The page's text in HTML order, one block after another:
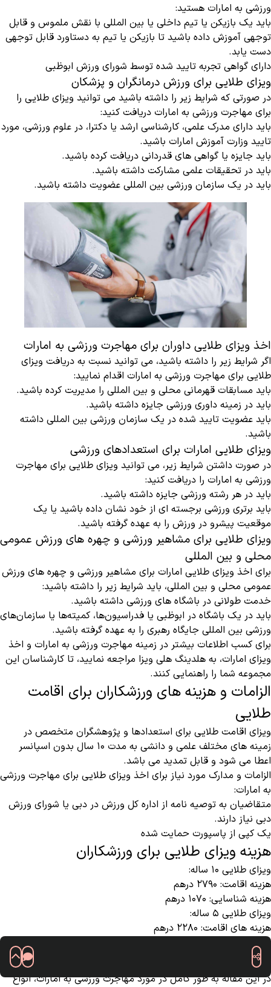
ورزشی به امارات هستید:
باید یک بازیکن یا تیم داخلی یا بین المللی با نقش ملموس و قابل
توجهی آموزش داده باشید تا بازیکن یا تیم به دستاورد قابل توجهی
دست یابد.
دارای گواهی تجربه تایید شده توسط شورای ورزش ابوظبی
ویزای طلایی برای ورزش درمانگران و پزشکان
در صورتی که شرایط زیر را داشته باشید می توانید ویزای طلایی را
برای مهاجرت ورزشی به امارات دریافت کنید:
باید دارای مدرک علمی، کارشناسی ارشد یا دکترا، در علوم ورزشی، مورد
تایید وزارت آموزش امارات باشید.
باید جایزه یا گواهی های قدردانی دریافت کرده باشید.
باید در تحقیقات علمی مشارکت داشته باشید.
باید در یک سازمان ورزشی بین المللی عضویت داشته باشید.
اخذ ویزای طلایی داوران برای مهاجرت ورزشی به امارات
اگر شرایط زیر را داشته باشید، می توانید نسبت به دریافت ویزای
طلایی برای مهاجرت ورزشی به امارات اقدام نمایید:
باید مسابقات قهرمانی محلی و بین المللی را مدیریت کرده باشید.
باید در زمینه داوری ورزشی جایزه داشته باشید.
باید عضویت تایید شده در یک سازمان ورزشی بین المللی داشته
باشید.
ویزای طلایی امارات برای استعدادهای ورزشی
در صورت داشتن شرایط زیر، می توانید ویزای طلایی برای مهاجرت
ورزشی به امارات را دریافت کنید:
باید در هر رشته ورزشی جایزه داشته باشید.
باید برتری ورزشی برجسته ای از خود نشان داده باشید یا یک
موقعیت پیشرو در ورزش را به عهده گرفته باشید.
ویزای طلایی برای مشاهیر ورزشی و چهره های ورزش عمومی
محلی و بین المللی
برای اخذ ویزای طلایی امارات برای مشاهیر ورزشی و چهره های ورزش
عمومی محلی و بین المللی، باید شرایط زیر را داشته باشید:
خدمت طولانی در باشگاه های ورزشی داشته باشید.
باید در یک باشگاه در ابوظبی یا فدراسیون‌ها، کمیته‌ها یا سازمان‌های
ورزشی بین ‌المللی جایگاه رهبری را به عهده گرفته باشید.
برای کسب اطلاعات بیشتر در زمینه مهاجرت ورزشی به امارات و اخذ
ویزای امارات، به هلدینگ هلی ویزا مراجعه نمایید، تا کارشناسان این
مجموعه شما را راهنمایی کنند.
الزامات و هزینه های ورزشکاران برای اقامت
طلایی
ویزای اقامت طلایی برای استعدادها و پژوهشگران متخصص در
زمینه های مختلف علمی و دانشی به مدت 10 سال بدون اسپانسر
اعطا می شود و قابل تمدید می باشد.
الزامات و مدارک مورد نیاز برای اخذ ویزای طلایی برای مهاجرت ورزشی
به امارات:
متقاضیان به توصیه نامه از اداره کل ورزش در دبی یا شورای ورزش
دبی نیاز دارند.
یک کپی از پاسپورت حمایت شده
هزینه ویزای طلایی برای ورزشکاران
ویزای طلایی 10 ساله:
هزینه اقامت: 2790 درهم
هزینه شناسایی: 1070 درهم
ویزای طلایی 5 ساله:
هزینه های اقامت: 2280 درهم
هزینه شناسه: 575 درهم
سخن آخر
در این مقاله به طور کامل در مورد مهاجرت ورزشی به امارات، انواع